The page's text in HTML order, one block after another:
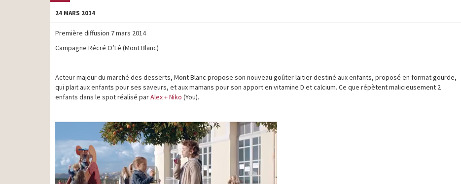
24 MARS 2014
Première diffusion 7 mars 2014
Campagne Récré O’Lé (Mont Blanc)
Acteur majeur du marché des desserts, Mont Blanc propose son nouveau goûter laitier destiné aux enfants, proposé en format gourde,
qui plait aux enfants pour ses saveurs, et aux mamans pour son apport en vitamine D et calcium. Ce que répètent malicieusement 2
enfants dans le spot réalisé parAlex + Niko (You).